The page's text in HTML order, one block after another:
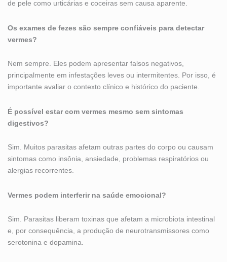
de pele como urticárias e coceiras sem causa aparente.
Os exames de fezes são sempre confiáveis para detectar
vermes?
Nem sempre. Eles podem apresentar falsos negativos,
principalmente em infestações leves ou intermitentes. Por isso, é
importante avaliar o contexto clínico e histórico do paciente.
É possível estar com vermes mesmo sem sintomas
digestivos?
Sim. Muitos parasitas afetam outras partes do corpo ou causam
sintomas como insônia, ansiedade, problemas respiratórios ou
alergias recorrentes.
Vermes podem interferir na saúde emocional?
Sim. Parasitas liberam toxinas que afetam a microbiota intestinal
e, por consequência, a produção de neurotransmissores como
serotonina e dopamina.